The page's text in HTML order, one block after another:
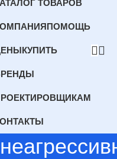
ТОВАРОВ
ПОМОЩЬ
КУПИТЬ